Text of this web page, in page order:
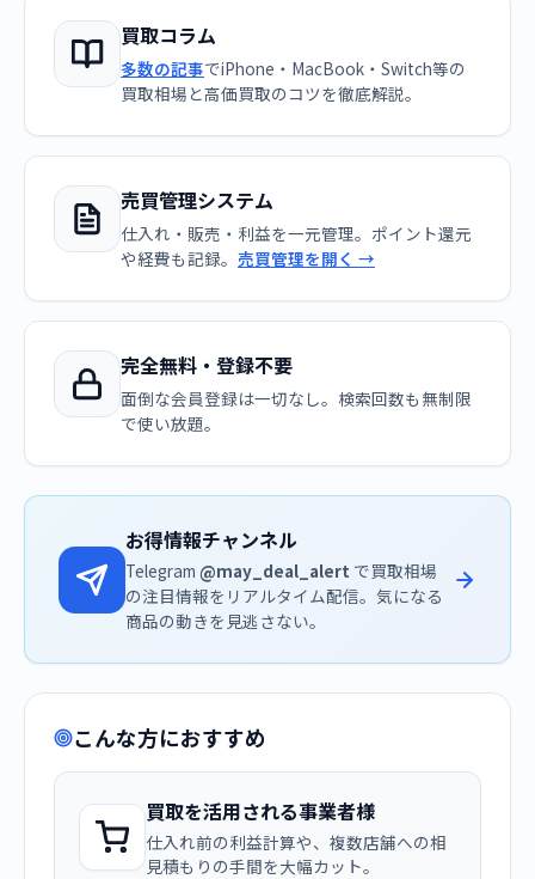
買取コラム
多数の記事でiPhone・MacBook・Switch等の
買取相場と高価買取のコツを徹底解説。
売買管理システム
仕入れ・販売・利益を一元管理。ポイント還元
や経費も記録。 売買管理を開く →
完全無料・登録不要
面倒な会員登録は一切なし。検索回数も無制限
で使い放題。
お得情報チャンネル
Telegram @may_deal_alert で買取相場
の注目情報をリアルタイム配信。気になる
商品の動きを見逃さない。
こんな方におすすめ
買取を活用される事業者様
仕入れ前の利益計算や、複数店舗への相
見積もりの手間を大幅カット。